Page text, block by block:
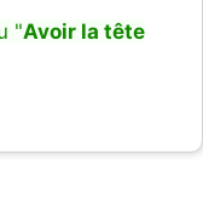
"Avoir la tête